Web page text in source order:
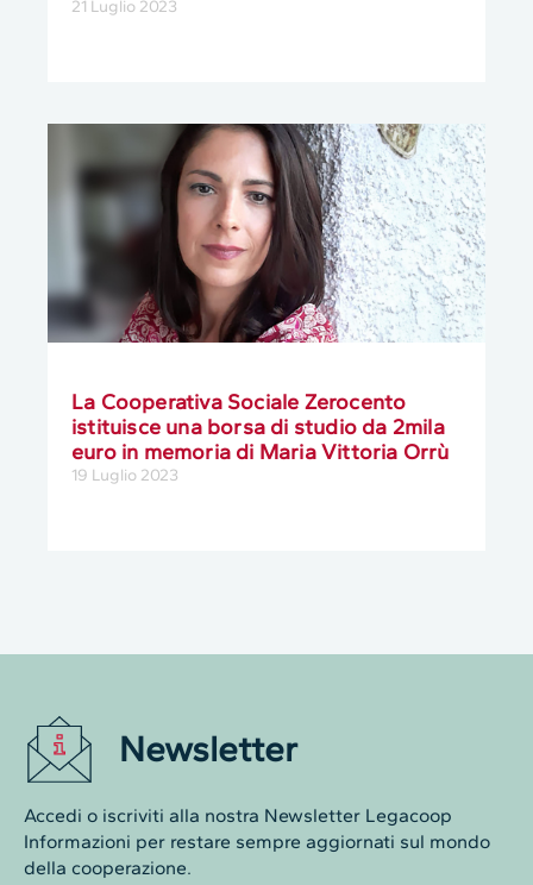
21 Luglio 2023
La Cooperativa Sociale Zerocento
istituisce una borsa di studio da 2mila
euro in memoria di Maria Vittoria Orrù
19 Luglio 2023
Newsletter
Accedi o iscriviti alla nostra Newsletter Legacoop
Informazioni per restare sempre aggiornati sul mondo
della cooperazione.